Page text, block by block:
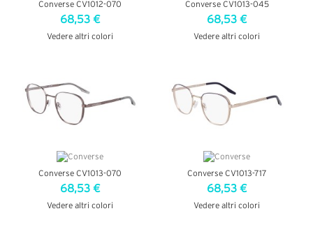
Converse CV1012-070
68,53 €
Vedere altri colori
Converse CV1013-045
68,53 €
Vedere altri colori
Converse CV1013-070
68,53 €
Vedere altri colori
Converse CV1013-717
68,53 €
Vedere altri colori